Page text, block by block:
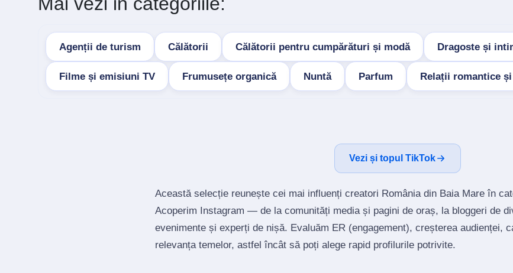
Agenții de turism Călătorii Călătorii pentru cumpărături și modă Dragoste și
Filme și emisiuni TV Frumusețe organică Nuntă Parfum Relații romantice
Vezi și topul TikTok
Această selecție reunește cei mai influenți creatori România din Baia Mare în
Acoperim Instagram — de la comunități media și pagini de oraș, la bloggeri de
evenimente și experți de nișă. Evaluăm ER (engagement), creșterea audienței,
relevanța temelor, astfel încât să poți alege rapid profilurile potrivite.